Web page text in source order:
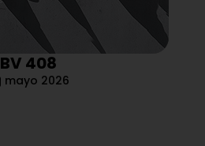
BV 408
mayo 2026